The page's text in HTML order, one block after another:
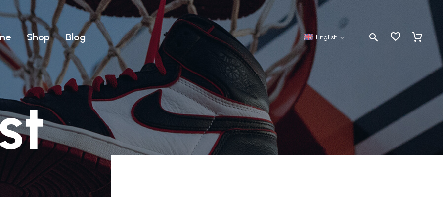
Uomo
T-shirt
Costumi
Shop Blog English
Uomo
T-shirt
Costumi